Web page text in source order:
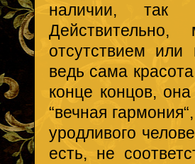
наличии, так
отсутствием
ведь сама
конце концов,
“вечная
уродливого
есть, не